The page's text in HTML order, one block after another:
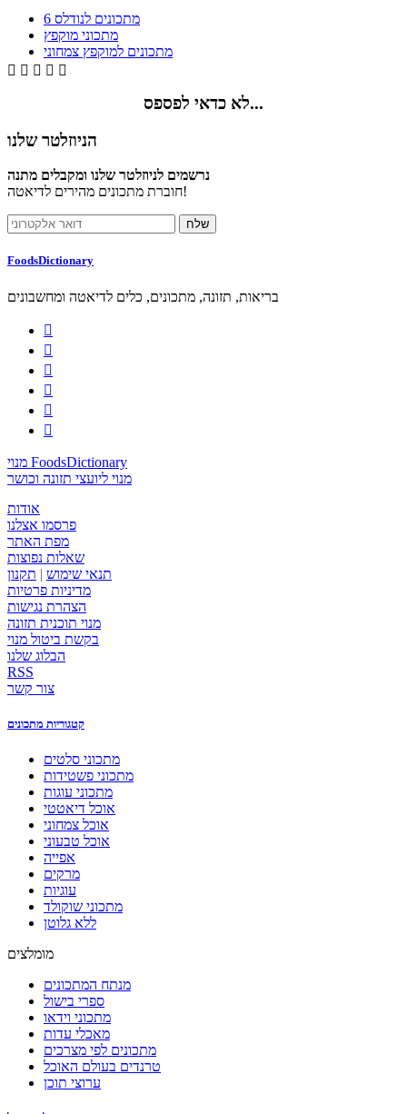
6 מתכונים לנודלס
מתכוני מוקפץ
מתכונים למוקפץ צמחוני
    
לא כדאי לפספס...
הניוזלטר שלנו
נרשמים לניוזלטר שלנו ומקבלים מתנה
חוברת מתכונים מהירים לדיאטה!
FoodsDictionary
בריאות, תזונה, מתכונים, כלים לדיאטה ומחשבונים






מנוי FoodsDictionary
מנוי ליועצי תזונה וכושר
אודות
פרסמו אצלנו
מפת האתר
שאלות נפוצות
תנאי שימוש | תקנון
מדיניות פרטיות
הצהרת נגישות
מנוי תוכנית תזונה
בקשת ביטול מנוי
הבלוג שלנו
RSS
צור קשר
קטגוריות מתכונים
מתכוני סלטים
מתכוני פשטידות
מתכוני עוגות
אוכל דיאטטי
אוכל צמחוני
אוכל טבעוני
אפייה
מרקים
עוגיות
מתכוני שוקולד
ללא גלוטן
מומלצים
מנתח המתכונים
ספרי בישול
מתכוני וידאו
מאכלי עדות
מתכונים לפי מצרכים
טרנדים בעולם האוכל
ערוצי תוכן